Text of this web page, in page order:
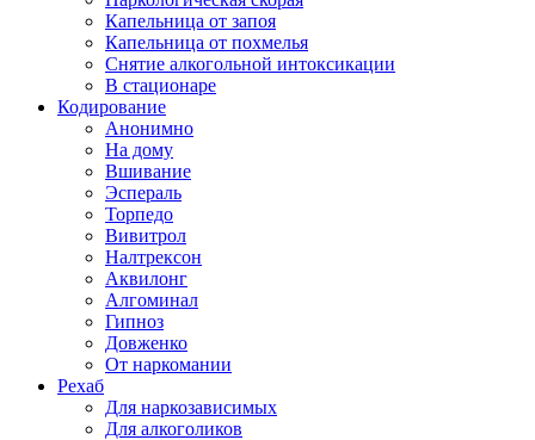
Капельница от запоя
Капельница от похмелья
Снятие алкогольной интоксикации
В стационаре
Кодирование
Анонимно
На дому
Вшивание
Эспераль
Торпедо
Вивитрол
Налтрексон
Аквилонг
Алгоминал
Гипноз
Довженко
От наркомании
Рехаб
Для наркозависимых
Для алкоголиков